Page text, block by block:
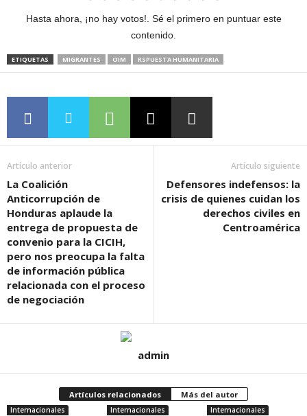
Hasta ahora, ¡no hay votos!. Sé el primero en puntuar este
contenido.
ETIQUETAS MIGRANTES OIM RSPUESTA HUMANITARIA
Artículo anterior
La Coalición
Anticorrupción de
Honduras aplaude la
entrega de propuesta de
convenio para la CICIH,
pero nos preocupa la falta
de información pública
relacionada con el proceso
de negociación
Artículo siguiente
Defensores indefensos: la
crisis de quienes cuidan los
derechos civiles en
Centroamérica
admin
Artículos relacionados Más del autor
Internacionales Internacionales Internacionales